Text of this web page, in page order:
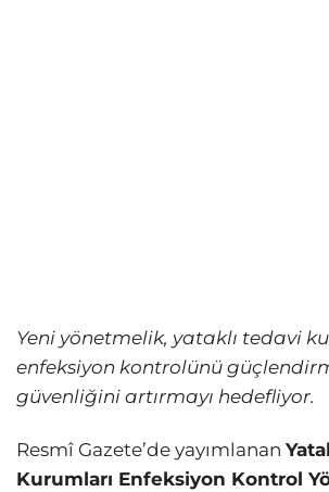
Yeni yönetmelik, yataklı tedavi
enfeksiyon kontrolünü
güvenliğini artırmayı hedefliyor.
Resmî Gazete’de yayımlanan
Kurumları Enfeksiyon Kontrol